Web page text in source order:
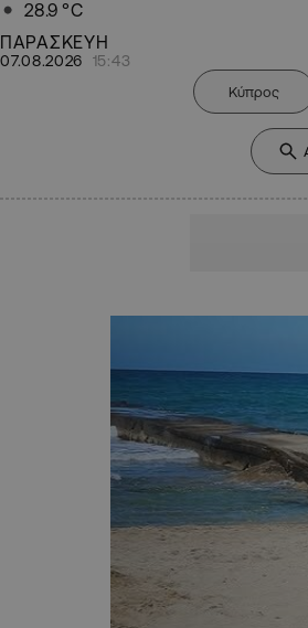
28.9 °C
ΠΑΡΑΣΚΕΥΗ
07.08.2026 15:43
Κύπρος